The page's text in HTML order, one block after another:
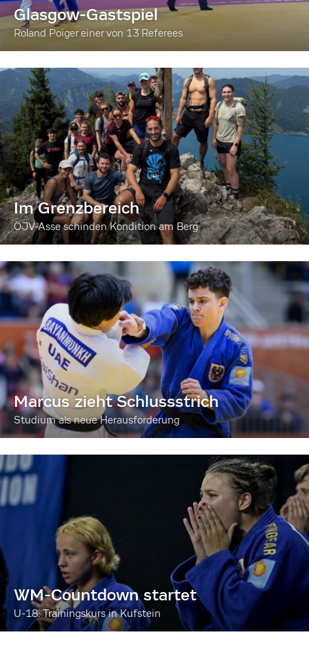
Glasgow-Gastspiel
Roland Poiger einer von 13 Referees
Im Grenzbereich
ÖJV-Asse schinden Kondition am Berg
Marcus zieht Schlussstrich
Studium als neue Herausforderung
WM-Countdown startet
U-18: Trainingskurs in Kufstein